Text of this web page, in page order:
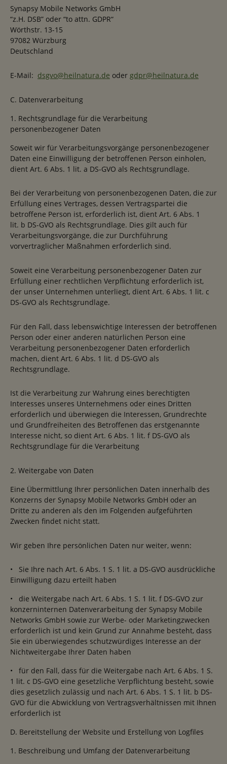
Synapsy Mobile Networks GmbH
“z.H. DSB” oder “to attn. GDPR“
Wörthstr. 13-15
97082 Würzburg
Deutschland
E-Mail: dsgvo@heilnatura.de oder gdpr@heilnatura.de
C. Datenverarbeitung
1. Rechtsgrundlage für die Verarbeitung
personenbezogener Daten
Soweit wir für Verarbeitungsvorgänge personenbezogener
Daten eine Einwilligung der betroffenen Person einholen,
dient Art. 6 Abs. 1 lit. a DS-GVO als Rechtsgrundlage.
Bei der Verarbeitung von personenbezogenen Daten, die zur
Erfüllung eines Vertrages, dessen Vertragspartei die
betroffene Person ist, erforderlich ist, dient Art. 6 Abs. 1
lit. b DS-GVO als Rechtsgrundlage. Dies gilt auch für
Verarbeitungsvorgänge, die zur Durchführung
vorvertraglicher Maßnahmen erforderlich sind.
Soweit eine Verarbeitung personenbezogener Daten zur
Erfüllung einer rechtlichen Verpflichtung erforderlich ist,
der unser Unternehmen unterliegt, dient Art. 6 Abs. 1 lit. c
DS-GVO als Rechtsgrundlage.
Für den Fall, dass lebenswichtige Interessen der betroffenen
Person oder einer anderen natürlichen Person eine
Verarbeitung personenbezogener Daten erforderlich
machen, dient Art. 6 Abs. 1 lit. d DS-GVO als
Rechtsgrundlage.
Ist die Verarbeitung zur Wahrung eines berechtigten
Interesses unseres Unternehmens oder eines Dritten
erforderlich und überwiegen die Interessen, Grundrechte
und Grundfreiheiten des Betroffenen das erstgenannte
Interesse nicht, so dient Art. 6 Abs. 1 lit. f DS-GVO als
Rechtsgrundlage für die Verarbeitung
2. Weitergabe von Daten
Eine Übermittlung Ihrer persönlichen Daten innerhalb des
Konzerns der Synapsy Mobile Networks GmbH oder an
Dritte zu anderen als den im Folgenden aufgeführten
Zwecken findet nicht statt.
Wir geben Ihre persönlichen Daten nur weiter, wenn:
• Sie Ihre nach Art. 6 Abs. 1 S. 1 lit. a DS-GVO ausdrückliche
Einwilligung dazu erteilt haben
• die Weitergabe nach Art. 6 Abs. 1 S. 1 lit. f DS-GVO zur
konzerninternen Datenverarbeitung der Synapsy Mobile
Networks GmbH sowie zur Werbe- oder Marketingzwecken
erforderlich ist und kein Grund zur Annahme besteht, dass
Sie ein überwiegendes schutzwürdiges Interesse an der
Nichtweitergabe Ihrer Daten haben
• für den Fall, dass für die Weitergabe nach Art. 6 Abs. 1 S.
1 lit. c DS-GVO eine gesetzliche Verpflichtung besteht, sowie
dies gesetzlich zulässig und nach Art. 6 Abs. 1 S. 1 lit. b DS-
GVO für die Abwicklung von Vertragsverhältnissen mit Ihnen
erforderlich ist
D. Bereitstellung der Website und Erstellung von Logfiles
1. Beschreibung und Umfang der Datenverarbeitung